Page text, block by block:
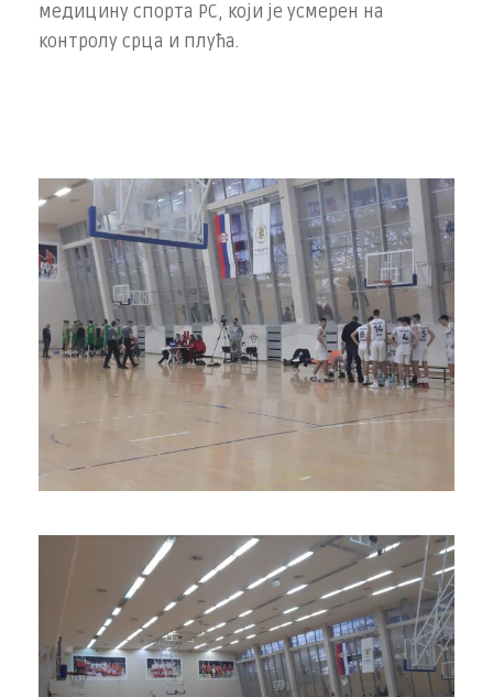
медицину спорта РС, који је усмерен на
контролу срца и плућа.